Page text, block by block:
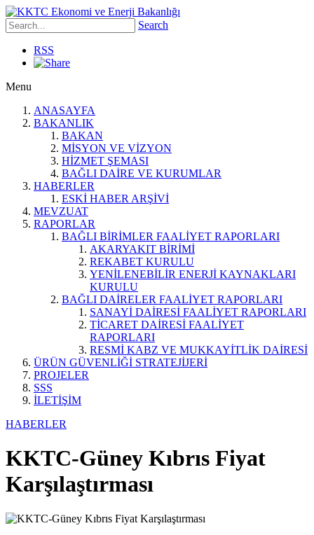
Search
RSS
Menu
ANASAYFA
BAKANLIK
BAKAN
MİSYON VE VİZYON
HİZMET ŞEMASI
BAĞLI DAİRE VE KURUMLAR
HABERLER
ESKİ HABER ARŞİVİ
MEVZUAT
RAPORLAR
BAĞLI BİRİMLER FAALİYET RAPORLARI
AKARYAKIT BİRİMİ
REKABET KURULU
YENİLENEBİLİR ENERJİ KAYNAKLARI
KURULU
BAĞLI DAİRELER FAALİYET RAPORLARI
SANAYİ DAİRESİ FAALİYET RAPORLARI
TİCARET DAİRESİ FAALİYET
RAPORLARI
RESMİ KABZ VE MUKKAYİTLİK DAİRESİ
ÜRÜN GÜVENLİĞİ STRATEJİJERİ
PROJELER
SSS
İLETİŞİM
HABERLER
KKTC-Güney Kıbrıs Fiyat
Karşılaştırması